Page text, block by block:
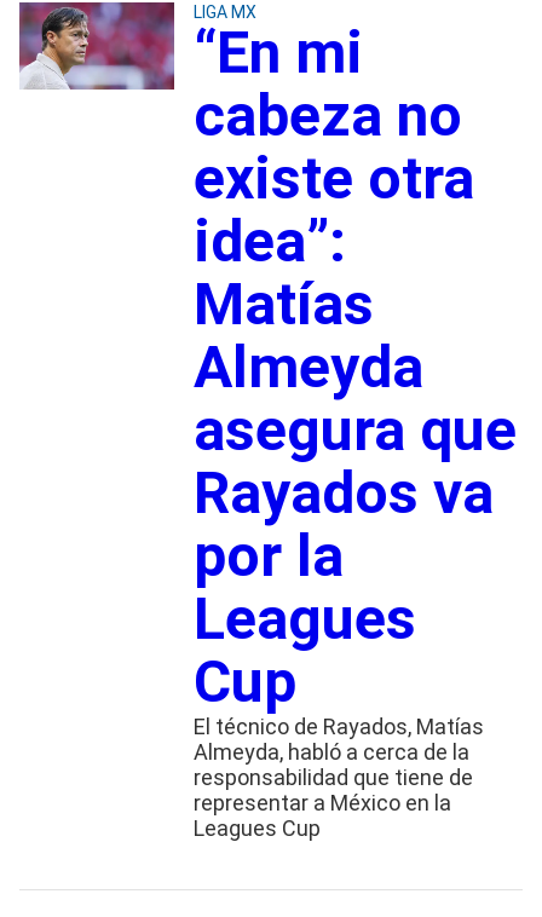
LIGA MX
“En mi
cabeza no
existe otra
idea”:
Matías
Almeyda
asegura que
Rayados va
por la
Leagues
Cup
El técnico de Rayados, Matías
Almeyda, habló a cerca de la
responsabilidad que tiene de
representar a México en la
Leagues Cup